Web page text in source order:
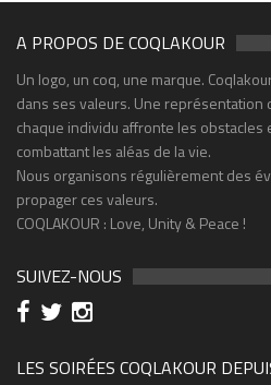
A PROPOS DE COQLAKOUR
Un logo, un coq, une marque.
dans ses valeurs. Une représentation
chaque individu affronte les obstacles
combattant les aléas de la vie.
Nous organisons régulièrement des
propager ces valeurs.
COQLAKOUR : Love, Unity & Peace !
SUIVEZ-NOUS
LES SOIRÉES COQLAKOUR